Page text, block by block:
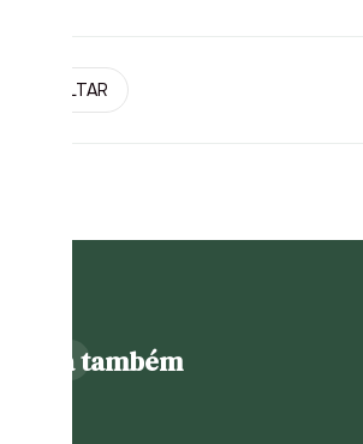
VOLTAR
Leia também